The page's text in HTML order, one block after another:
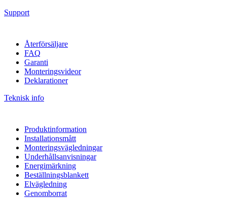
Support
Återförsäljare
FAQ
Garanti
Monteringsvideor
Deklarationer
Teknisk info
Produktinformation
Installationsmått
Monteringsvägledningar
Underhållsanvisningar
Energimärkning
Beställningsblankett
Elvägledning
Genomborrat